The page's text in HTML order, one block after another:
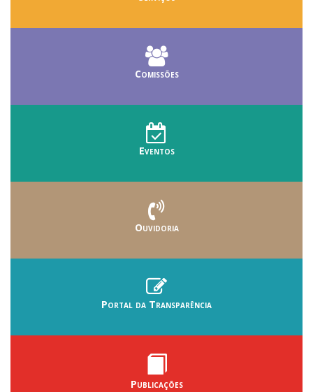
Comissões
Eventos
Ouvidoria
Portal da Transparência
Publicações